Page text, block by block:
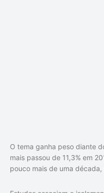
O tema ganha peso diante
mais passou de 11,3% em
pouco mais de uma